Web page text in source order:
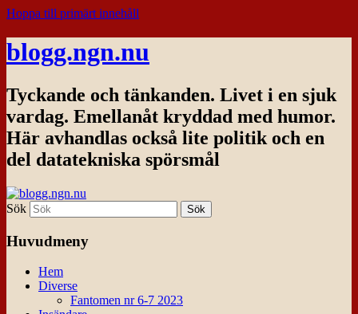
Hoppa till primärt innehåll
blogg.ngn.nu
Tyckande och tänkanden. Livet i en sjuk
vardag. Emellanåt kryddad med humor.
Här avhandlas också lite politik och en
del datatekniska spörsmål
Sök
Huvudmeny
Hem
Diverse
Fantomen nr 6-7 2023